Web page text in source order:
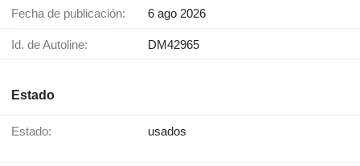
Fecha de publicación: 6 ago 2026
Id. de Autoline: DM42965
Estado
Estado: usados